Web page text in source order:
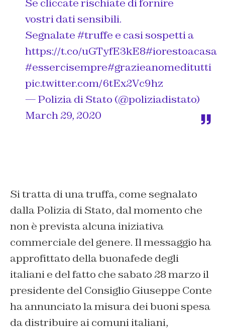
Se cliccate rischiate di fornire
vostri dati sensibili.
Segnalate#truffe e casi sospetti a
https://t.co/uGTyfE3kE8#iorestoacasa
#essercisempre#grazieanomeditutti
pic.twitter.com/6tEx2Vc9hz
— Polizia di Stato (@poliziadistato)
March 29, 2020
Si tratta di una truffa, come segnalato
dalla Polizia di Stato, dal momento che
non è prevista alcuna iniziativa
commerciale del genere. Il messaggio ha
approfittato della buonafede degli
italiani e del fatto che sabato 28 marzo il
presidente del Consiglio Giuseppe Conte
ha annunciato la misura dei buoni spesa
da distribuire ai comuni italiani,